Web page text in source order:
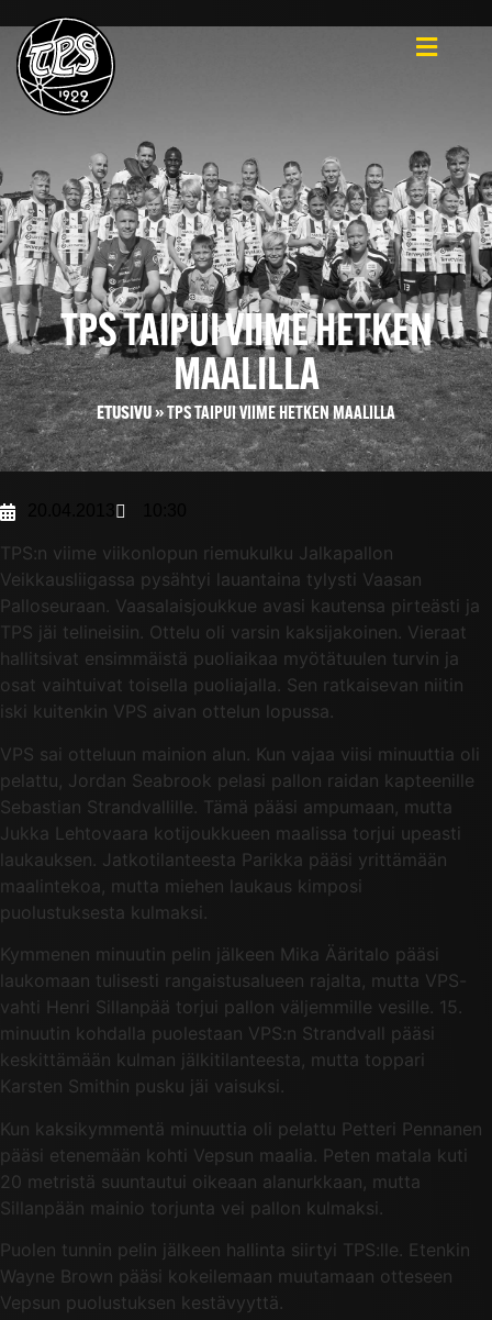
TPS TAIPUI VIIME HETKEN
MAALILLA
ETUSIVU»TPS TAIPUI VIIME HETKEN MAALILLA
TPS:n viime viikonlopun riemukulku Jalkapallon
Veikkausliigassa pysähtyi lauantaina tylysti Vaasan
Palloseuraan. Vaasalaisjoukkue avasi kautensa pirteästi ja
TPS jäi telineisiin. Ottelu oli varsin kaksijakoinen. Vieraat
hallitsivat ensimmäistä puoliaikaa myötätuulen turvin ja
osat vaihtuivat toisella puoliajalla. Sen ratkaisevan niitin
iski kuitenkin VPS aivan ottelun lopussa.
VPS sai otteluun mainion alun. Kun vajaa viisi minuuttia oli
pelattu, Jordan Seabrook pelasi pallon raidan kapteenille
Sebastian Strandvallille. Tämä pääsi ampumaan, mutta
Jukka Lehtovaara kotijoukkueen maalissa torjui upeasti
laukauksen. Jatkotilanteesta Parikka pääsi yrittämään
maalintekoa, mutta miehen laukaus kimposi
puolustuksesta kulmaksi.
Kymmenen minuutin pelin jälkeen Mika Ääritalo pääsi
laukomaan tulisesti rangaistusalueen rajalta, mutta VPS-
vahti Henri Sillanpää torjui pallon väljemmille vesille. 15.
minuutin kohdalla puolestaan VPS:n Strandvall pääsi
keskittämään kulman jälkitilanteesta, mutta toppari
Karsten Smithin pusku jäi vaisuksi.
Kun kaksikymmentä minuuttia oli pelattu Petteri Pennanen
pääsi etenemään kohti Vepsun maalia. Peten matala kuti
20 metristä suuntautui oikeaan alanurkkaan, mutta
Sillanpään mainio torjunta vei pallon kulmaksi.
Puolen tunnin pelin jälkeen hallinta siirtyi TPS:lle. Etenkin
Wayne Brown pääsi kokeilemaan muutamaan otteseen
Vepsun puolustuksen kestävyyttä.